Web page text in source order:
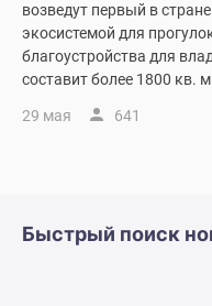
Петербурга
Видеообзор
новостроек
Семейная
ипотека
новостроек
возведут первый в
экосистемой для
благоустройства для
составит более 1800 кв.
29 мая 641
Быстрый поиск